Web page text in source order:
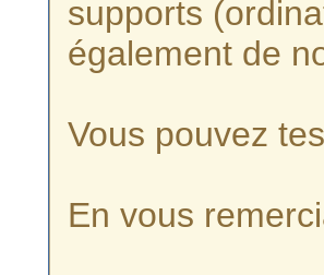
supports
également de
Vous pouvez
En vous